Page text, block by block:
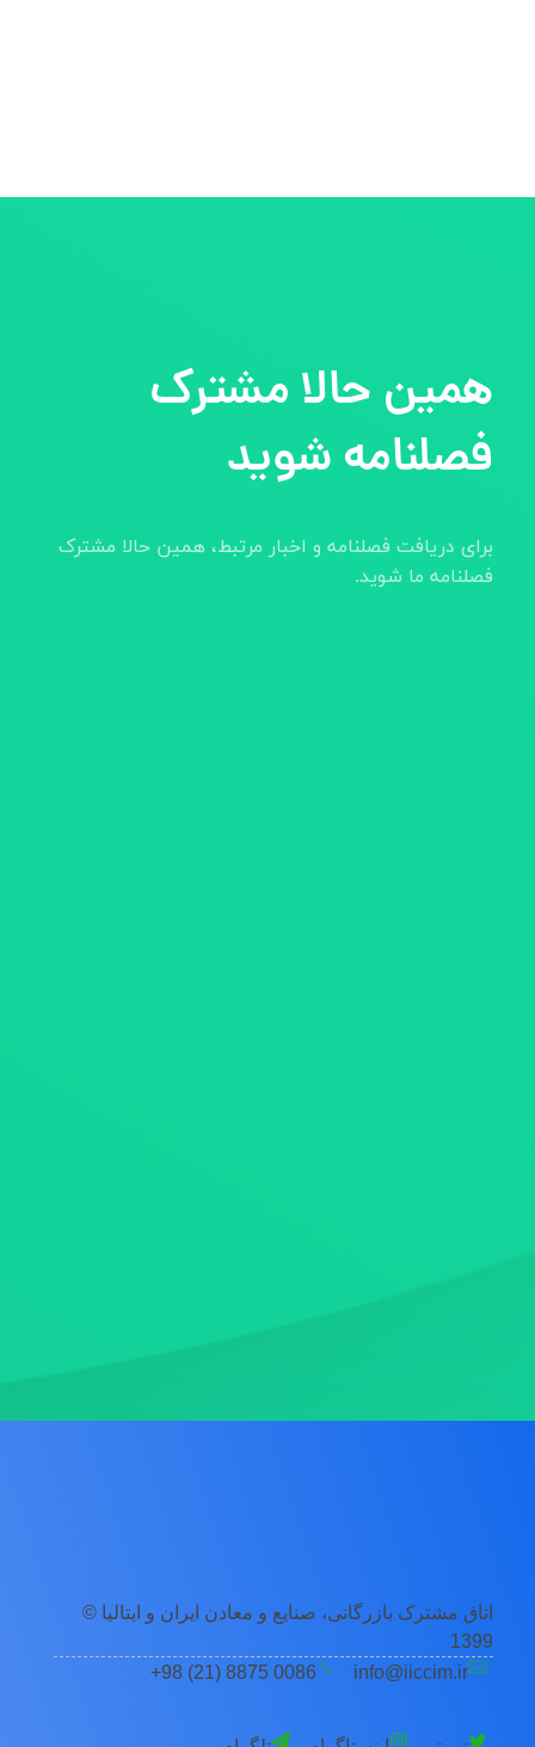
همین حالا مشترک
فصلنامه شوید
برای دریافت فصلنامه و اخبار مرتبط، همین حالا مشترک
فصلنامه ما شوید.
اتاق مشترک بازرگانی، صنایع و معادن ایران و ایتالیا ©
1399
info@iiccim.ir
0086 8875 (21) 98+